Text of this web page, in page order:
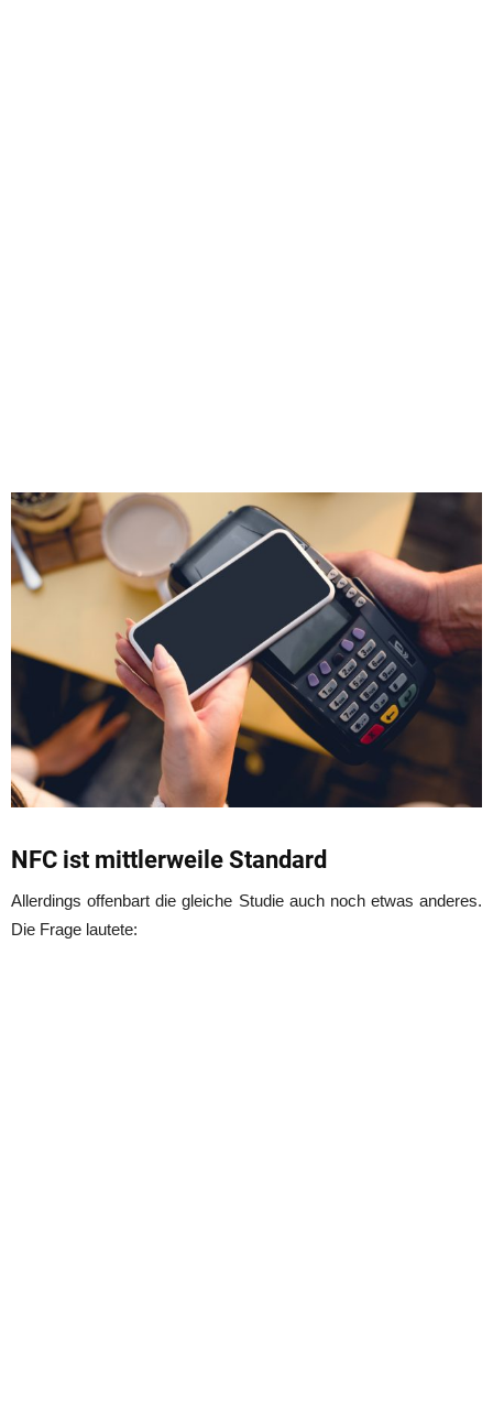
NFC ist mittlerweile Standard
Allerdings offenbart die gleiche Studie auch noch etwas anderes.
Die Frage lautete: